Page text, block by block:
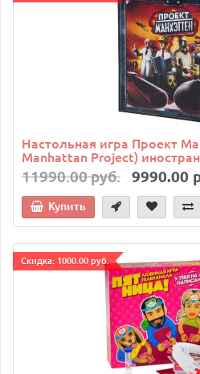
Настольная игра Проект
Manhattan Project)
11990.00 руб. 9990.00
Купить
Cкидка: 1000.00 руб.